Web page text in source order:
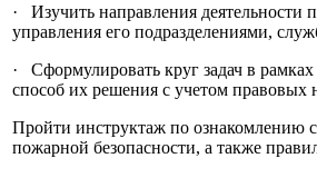
· Изучить направления деятельности
управления его подразделениями,
· Сформулировать круг задач в
способ их решения с учетом
Пройти инструктаж по ознакомлению
пожарной безопасности, а также